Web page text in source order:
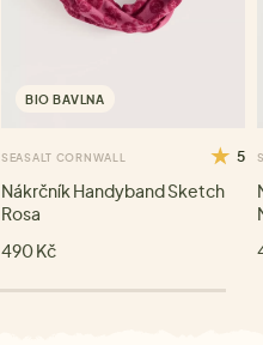
BIO BAVLNA
SEASALT CORNWALL 5
Nákrčník Handyband Sketch
Rosa
490 Kč